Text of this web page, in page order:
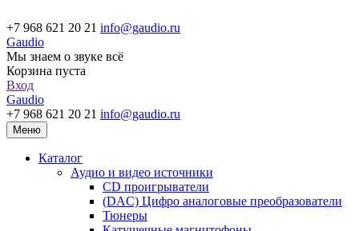
+7 968 621 20 21 info@gaudio.ru
Gaudio
Мы знаем о звуке всё
Корзина пуста
Вход
Gaudio
+7 968 621 20 21 info@gaudio.ru
Меню
Каталог
Аудио и видео источники
CD проигрыватели
(DAC) Цифро аналоговые преобразователи
Тюнеры